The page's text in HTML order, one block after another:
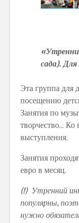
сада).
Эта группа для
посещению
Занятия по
творчество… Ко
выступления.
Занятия
евро в месяц.
(!) Утренний
популярны,
нужно